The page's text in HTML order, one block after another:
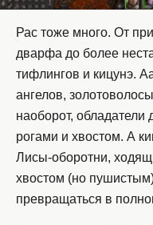
Рас тоже много. От
дварфа до более
тифлингов и кицунэ.
ангелов,
наоборот, обладатели
рогами и хвостом. А
Лисы-оборотни,
хвостом (но
превращаться в